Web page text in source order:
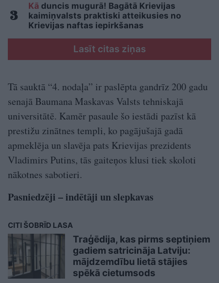
Kā duncis mugurā! Bagātā Krievijas
kaimiņvalsts praktiski atteikusies no
Krievijas naftas iepirkšanas
Lasīt citas ziņas
Tā sauktā “4. nodaļa” ir paslēpta gandrīz 200 gadu
senajā Baumana Maskavas Valsts tehniskajā
universitātē. Kamēr pasaule šo iestādi pazīst kā
prestižu zinātnes templi, ko pagājušajā gadā
apmeklēja un slavēja pats Krievijas prezidents
Vladimirs Putins, tās gaiteņos klusi tiek skoloti
nākotnes sabotieri.
Pasniedzēji – indētāji un slepkavas
CITI ŠOBRĪD LASA
Traģēdija, kas pirms septiņiem
gadiem satricināja Latviju:
mājdzemdību lietā stājies
spēkā cietumsods